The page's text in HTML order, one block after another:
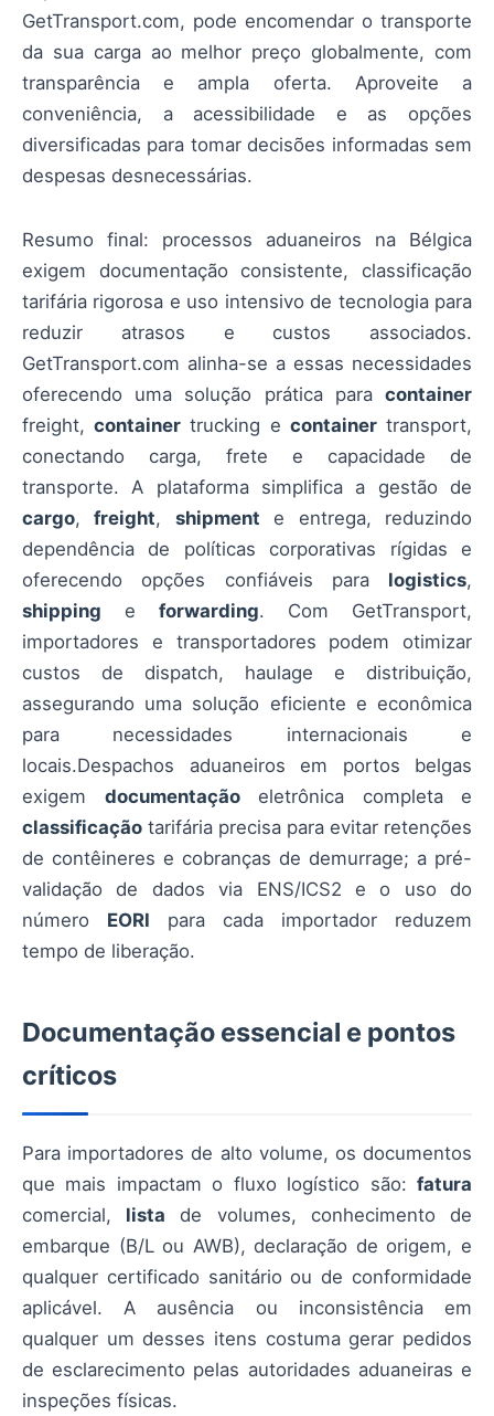
GetTransport.com, pode encomendar o transporte
da sua carga ao melhor preço globalmente, com
transparência e ampla oferta. Aproveite a
conveniência, a acessibilidade e as opções
diversificadas para tomar decisões informadas sem
despesas desnecessárias.
Resumo final: processos aduaneiros na Bélgica
exigem documentação consistente, classificação
tarifária rigorosa e uso intensivo de tecnologia para
reduzir atrasos e custos associados.
GetTransport.com alinha-se a essas necessidades
oferecendo uma solução prática para container
freight,container trucking e containertransport,
conectando carga, frete e capacidade de
transporte. A plataforma simplifica a gestão de
cargo,freight, shipment e entrega, reduzindo
dependência de políticas corporativas rígidas e
oferecendo opções confiáveis para logistics,
shipping e forwarding. Com GetTransport,
importadores e transportadores podem otimizar
custos de dispatch, haulage e distribuição,
assegurando uma solução eficiente e econômica
para necessidades internacionais e
locais.Despachos aduaneiros em portos belgas
exigem documentaçãoeletrônica completa e
classificação tarifária precisa para evitar retenções
de contêineres e cobranças de demurrage; a pré-
validação de dados via ENS/ICS2 e o uso do
número EORI para cada importador reduzem
tempo de liberação.
Documentação essencial e pontos
críticos
Para importadores de alto volume, os documentos
que mais impactam o fluxo logístico são: fatura
comercial, lista de volumes, conhecimento de
embarque (B/L ou AWB), declaração de origem, e
qualquer certificado sanitário ou de conformidade
aplicável. A ausência ou inconsistência em
qualquer um desses itens costuma gerar pedidos
de esclarecimento pelas autoridades aduaneiras e
inspeções físicas.